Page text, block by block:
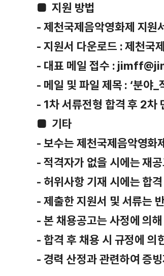
■ 지원 방법
- 제천국제음악영화제 지원
- 지원서 다운로드 : 제천국
- 대표 메일 접수 :
- 메일 및 파일 제목 : ‘분야
- 1차 서류전형 합격 후 2차
■ 기타
- 보수는 제천국제음악영화
- 적격자가 없을 시에는 재
- 허위사항 기재 시에는 합
- 제출한 지원서 및 서류는
- 본 채용공고는 사정에 의
- 합격 후 채용 시 규정에 의
- 경력 산정과 관련하여 증